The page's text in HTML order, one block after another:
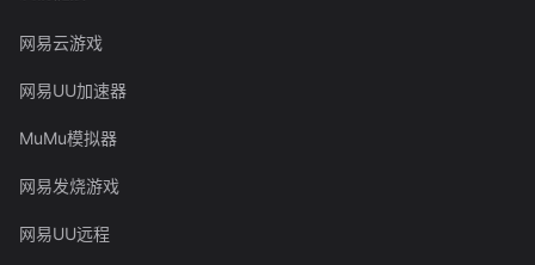
网易云游戏
网易UU加速器
MuMu模拟器
网易发烧游戏
网易UU远程